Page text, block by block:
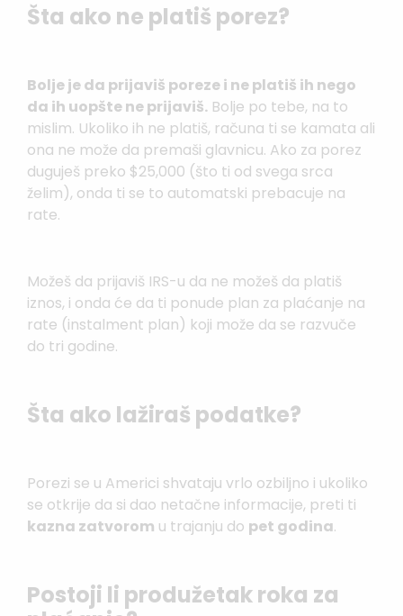
Šta ako ne platiš porez?
Bolje je da prijaviš poreze i ne platiš ih nego
da ih uopšte ne prijaviš. Bolje po tebe, na to
mislim. Ukoliko ih ne platiš, računa ti se kamata ali
ona ne može da premaši glavnicu. Ako za porez
duguješ preko $25,000 (što ti od svega srca
želim), onda ti se to automatski prebacuje na
rate.
Možeš da prijaviš IRS-u da ne možeš da platiš
iznos, i onda će da ti ponude plan za plaćanje na
rate (instalment plan) koji može da se razvuče
do tri godine.
Šta ako lažiraš podatke?
Porezi se u Americi shvataju vrlo ozbiljno i ukoliko
se otkrije da si dao netačne informacije, preti ti
kazna zatvorom u trajanju do pet godina.
Postoji li produžetak roka za